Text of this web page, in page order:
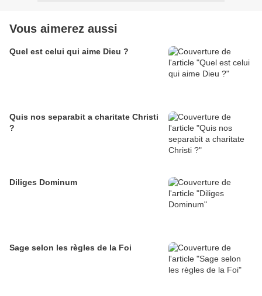
Vous aimerez aussi
Quel est celui qui aime Dieu ?
Quis nos separabit a charitate Christi
?
Diliges Dominum
Sage selon les règles de la Foi